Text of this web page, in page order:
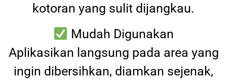
kotoran yang sulit dijangkau.
Mudah Digunakan
Aplikasikan langsung pada area yang
ingin dibersihkan, diamkan sejenak,